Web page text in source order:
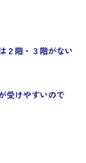
２階・３階がない
受けやすいので